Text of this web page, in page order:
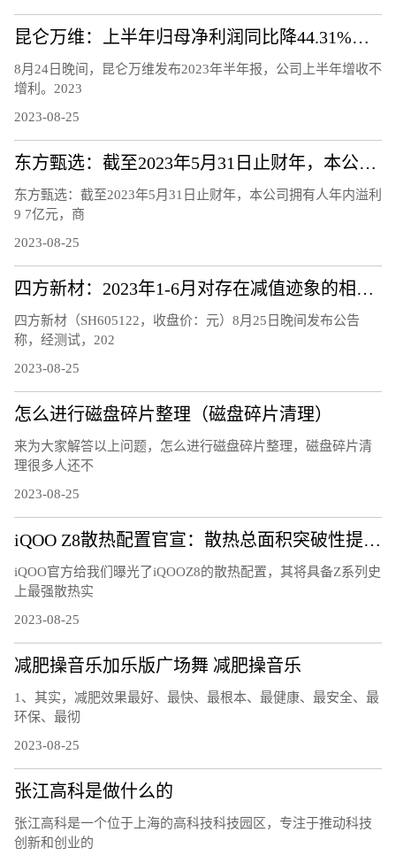
昆仑万维：上半年归母净利润同比降44.31%，股价年内翻番
8月24日晚间，昆仑万维发布2023年半年报，公司上半年增收不
增利。2023
2023-08-25
东方甄选：截至2023年5月31日止财年，本公司拥有人年内溢利9.7亿元，商品交易总额100亿元
东方甄选：截至2023年5月31日止财年，本公司拥有人年内溢利
9 7亿元，商
2023-08-25
四方新材：2023年1-6月对存在减值迹象的相关资产计提减值准备3027.15万元
四方新材（SH605122，收盘价：元）8月25日晚间发布公告
称，经测试，202
2023-08-25
怎么进行磁盘碎片整理（磁盘碎片清理）
来为大家解答以上问题，怎么进行磁盘碎片整理，磁盘碎片清
理很多人还不
2023-08-25
iQOO Z8散热配置官宣：散热总面积突破性提升25%
iQOO官方给我们曝光了iQOOZ8的散热配置，其将具备Z系列史
上最强散热实
2023-08-25
减肥操音乐加乐版广场舞 减肥操音乐
1、其实，减肥效果最好、最快、最根本、最健康、最安全、最
环保、最彻
2023-08-25
张江高科是做什么的
张江高科是一个位于上海的高科技科技园区，专注于推动科技
创新和创业的